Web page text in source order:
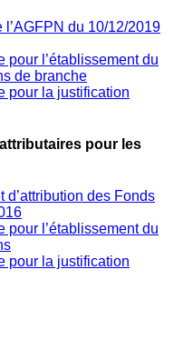
du 10/12/2019
pour l’établissement du
de branche
pour la justification
pour les
d’attribution des Fonds
pour l’établissement du
pour la justification